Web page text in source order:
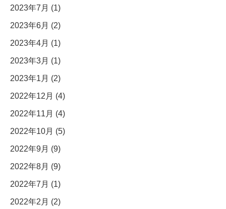
2023年7月 (1)
2023年6月 (2)
2023年4月 (1)
2023年3月 (1)
2023年1月 (2)
2022年12月 (4)
2022年11月 (4)
2022年10月 (5)
2022年9月 (9)
2022年8月 (9)
2022年7月 (1)
2022年2月 (2)